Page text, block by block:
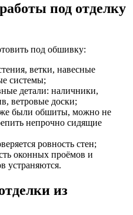
под отделку
под обшивку:
ветки, навесные
системы;
детали: наличники,
ветровые доски;
были обшиты, можно не
непрочно сидящие
ровность стен;
оконных проёмов и
устраняются.
из